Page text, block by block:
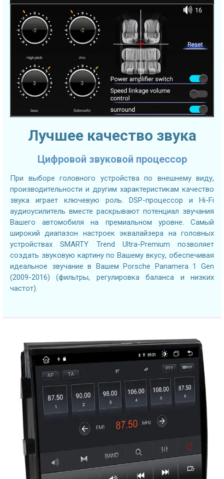
Лучшее качество звука
Цифровой звуковой процессор
При выборе головного устройства по внешнему виду,
производительности и другим характеристикам качество
звука играет ключевую роль. DSP-процессор и Hi-Fi
аудиоусилитель вместе раскрывают потенциал звучания
Вашего автомобиля на премиальном уровне. Самый
широкий диапазон настроек эквалайзера на головных
устройствах SMARTY Trend Ultra-Premium позволяет
создать звуковую картину по Вашему вкусу, обеспечивая
идеальное звучание в Вашем Porsche Panamera 1 Gen
(2009-2016) (фильтры, регулировка баланса и низких
частот).